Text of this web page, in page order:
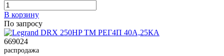
В корзинy
По запросу
669024
распродажа